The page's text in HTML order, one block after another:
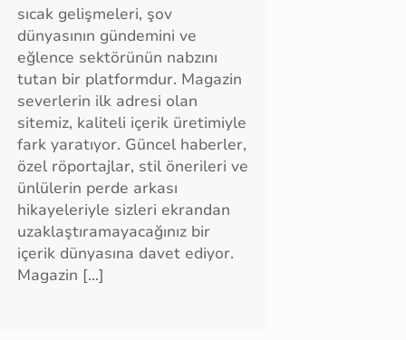
sıcak gelişmeleri, şov
dünyasının gündemini ve
eğlence sektörünün nabzını
tutan bir platformdur. Magazin
severlerin ilk adresi olan
sitemiz, kaliteli içerik üretimiyle
fark yaratıyor. Güncel haberler,
özel röportajlar, stil önerileri ve
ünlülerin perde arkası
hikayeleriyle sizleri ekrandan
uzaklaştıramayacağınız bir
içerik dünyasına davet ediyor.
Magazin […]